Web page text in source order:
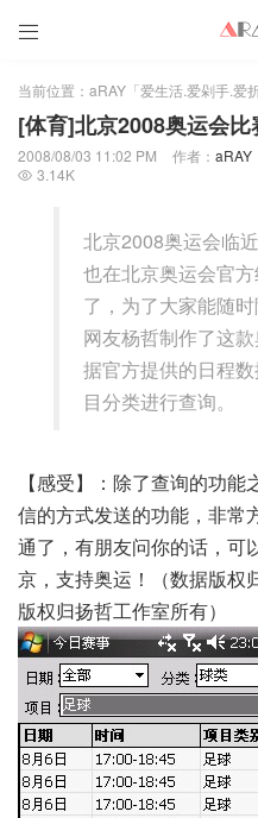

当前位置： aRAY「爱生活.爱剁手.爱
[体育]北京2008奥运会比
2008/08/03 11:02 PM 作者： aRAY
 3.14K
北京2008奥运会临
也在北京奥运会官
了，为了大家能随
网友杨哲制作了这
据官方提供的日程
目分类进行查询。
【感受】：除了查询的功
信的方式发送的功能，非常
通了，有朋友问你的话，可
京，支持奥运！（数据版权
版权归扬哲工作室所有）